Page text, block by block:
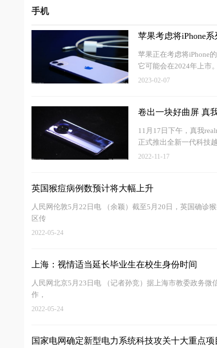
手机
苹果考虑将iPhone
苹果正在考虑将iPhone
它可能会在2024年上市
2023-02-07
卷出一块好曲屏 真
11月17日下午，真我
正式推出全新一代科技
2022-11-17
英国猴痘病例数预计将大幅上升
人民网伦敦5月22日电 （余颖）截至5月20日，英国确诊
区传
2022-05-24
上海：视情适当延长毕业生在校生身份时间
人民网北京5月23日电 （记者孙竞）据上海市教委政务
作，
2022-05-24
国家电网确定新型电力系统科技攻关十大重点项